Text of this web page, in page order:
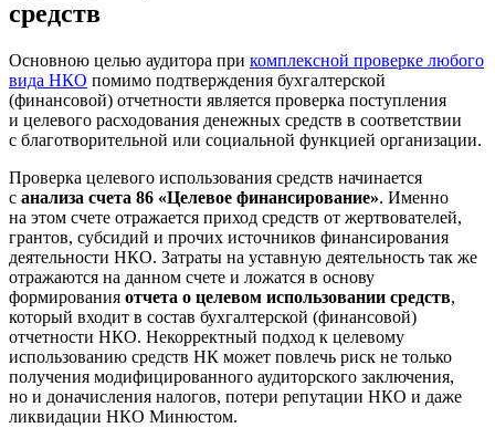
средств
Основною целью аудитора при комплексной проверке любого
вида НКО помимо подтверждения бухгалтерской
(финансовой) отчетности является проверка поступления
и целевого расходования денежных средств в соответствии
с благотворительной или социальной функцией организации.
Проверка целевого использования средств начинается
с анализа счета 86 «Целевое финансирование». Именно
на этом счете отражается приход средств от жертвователей,
грантов, субсидий и прочих источников финансирования
деятельности НКО. Затраты на уставную деятельность так же
отражаются на данном счете и ложатся в основу
формирования отчета о целевом использовании средств,
который входит в состав бухгалтерской (финансовой)
отчетности НКО. Некорректный подход к целевому
использованию средств НК может повлечь риск не только
получения модифицированного аудиторского заключения,
но и доначисления налогов, потери репутации НКО и даже
ликвидации НКО Минюстом.